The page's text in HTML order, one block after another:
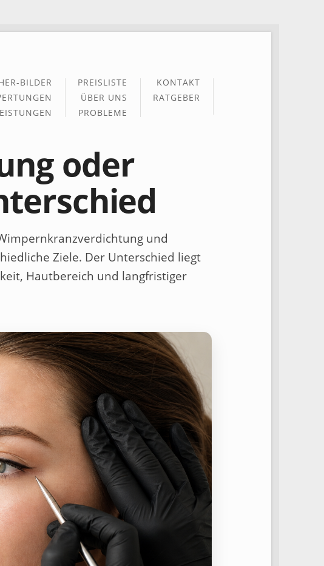
BILDER
PREISLISTE
ÜBER UNS
PROBLEME
KONTAKT
RATGEBER
oder
und
Ziele. Der Unterschied liegt
Hautbereich und langfristiger